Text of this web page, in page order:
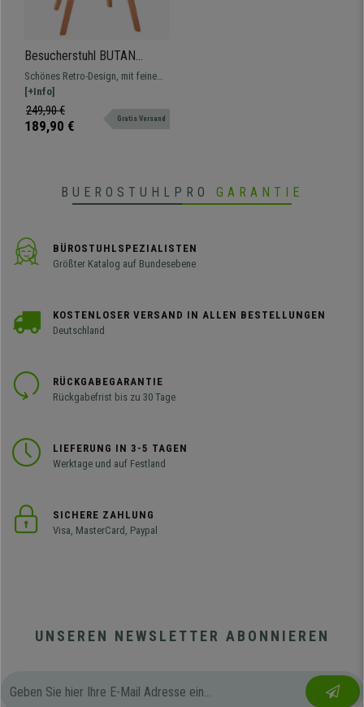
Besucherstuhl BUTAN
LEDER, exklusives Design,
Holzgestell in Buchenfarben,
Farbe Weiß
Schönes Retro-Design, mit feinem
Holz in Buchenfarben und
hochwertigem Kunstlederbezug.
Zum Verlieben.
[+Info]
249,90 €
189,90 € Gratis Versand
BUEROSTUHLPRO GARANTIE
BÜROSTUHLSPEZIALISTEN
Größter Katalog auf Bundesebene
KOSTENLOSER VERSAND IN ALLEN BESTELLUNGEN
Deutschland
RÜCKGABEGARANTIE
Rückgabefrist bis zu 30 Tage
LIEFERUNG IN 3-5 TAGEN
Werktage und auf Festland
SICHERE ZAHLUNG
Visa, MasterCard, Paypal
UNSEREN NEWSLETTER ABONNIEREN